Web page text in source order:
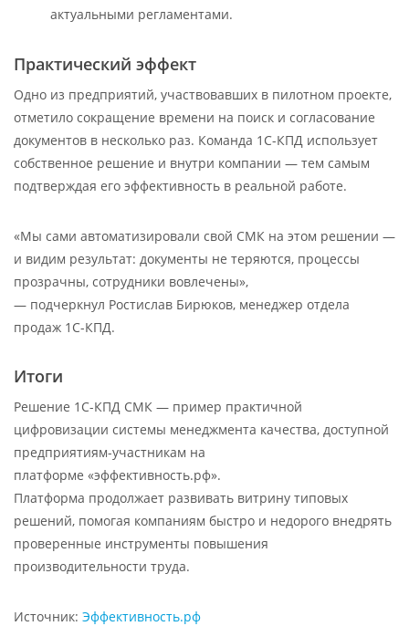
актуальными регламентами.
Практический эффект
Одно из предприятий, участвовавших в пилотном проекте,
отметило сокращение времени на поиск и согласование
документов в несколько раз. Команда 1С-КПД использует
собственное решение и внутри компании — тем самым
подтверждая его эффективность в реальной работе.
«Мы сами автоматизировали свой СМК на этом решении —
и видим результат: документы не теряются, процессы
прозрачны, сотрудники вовлечены»,
— подчеркнул Ростислав Бирюков, менеджер отдела
продаж 1С-КПД.
Итоги
Решение 1С-КПД СМК — пример практичной
цифровизации системы менеджмента качества, доступной
предприятиям-участникам на
платформе «эффективность.рф».
Платформа продолжает развивать витрину типовых
решений, помогая компаниям быстро и недорого внедрять
проверенные инструменты повышения
производительности труда.
Источник: Эффективность.рф